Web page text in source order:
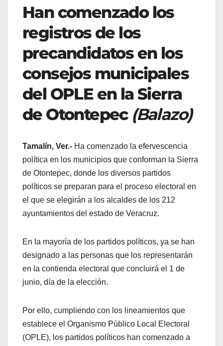
Han comenzado los
registros de los
precandidatos en los
consejos municipales
del OPLE en la Sierra
de Otontepec (Balazo)
Tamalín, Ver.- Ha comenzado la efervescencia
política en los municipios que conforman la Sierra
de Otontepec, donde los diversos partidos
políticos se preparan para el proceso electoral en
el que se elegirán a los alcaldes de los 212
ayuntamientos del estado de Veracruz.
En la mayoría de los partidos políticos, ya se han
designado a las personas que los representarán
en la contienda electoral que concluirá el 1 de
junio, día de la elección.
Por ello, cumpliendo con los lineamientos que
establece el Organismo Público Local Electoral
(OPLE), los partidos políticos han comenzado a